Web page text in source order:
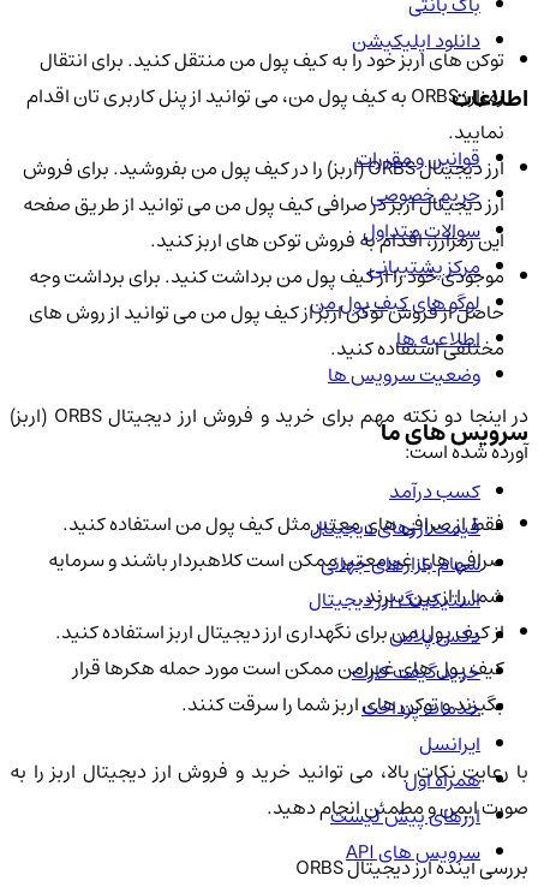
توکن های اربز خود را به کیف پول من منتقل کنید. برای انتقال
رمزارز ORBS به کیف پول من، می توانید از پنل کاربری تان اقدام
نمایید.
ارز دیجیتال ORBS (اربز) را در کیف پول من بفروشید. برای فروش
ارز دیجیتال اربز در صرافی کیف پول من می توانید از طریق صفحه
این رمزارز، اقدام به فروش توکن های اربز کنید.
موجودی خود را از کیف پول من برداشت کنید. برای برداشت وجه
حاصل از فروش توکن اربز از کیف پول من می توانید از روش های
مختلفی استفاده کنید.
در اینجا دو نکته مهم برای خرید و فروش ارز دیجیتال ORBS (اربز)
آورده شده است:
فقط از صرافی های معتبر مثل کیف پول من استفاده کنید.
صرافی های غیرمعتبر ممکن است کلاهبردار باشند و سرمایه
شما را از بین ببرند.
از کیف پول من برای نگهداری ارز دیجیتال اربز استفاده کنید.
کیف پول های غیرامن ممکن است مورد حمله هکرها قرار
بگیرند و توکن های اربز شما را سرقت کنند.
با رعایت نکات بالا، می توانید خرید و فروش ارز دیجیتال اربز را به
صورت ایمن و مطمئن انجام دهید.
بررسی آینده ارز دیجیتال ORBS
دانلود اپلیکیشن
اطلاعات
قوانین و مقررات
حریم خصوصی
سوالات متداول
مرکز پشتیبانی
لوگو های کیف پول من
اطلاعیه ها
وضعیت سرویس ها
سرویس های ما
کسب درآمد
قیمت ارزهای دیجیتال
سهام بازارهای جهانی
استیکینگ ارز دیجیتال
دکس پلاس
خرید گیفت کارت
خدمات پرداخت
ایرانسل
همراه اول
ارزهای پیش لیست
سرویس های API